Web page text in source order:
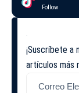
Follow
¡Suscríbete a
artículos más